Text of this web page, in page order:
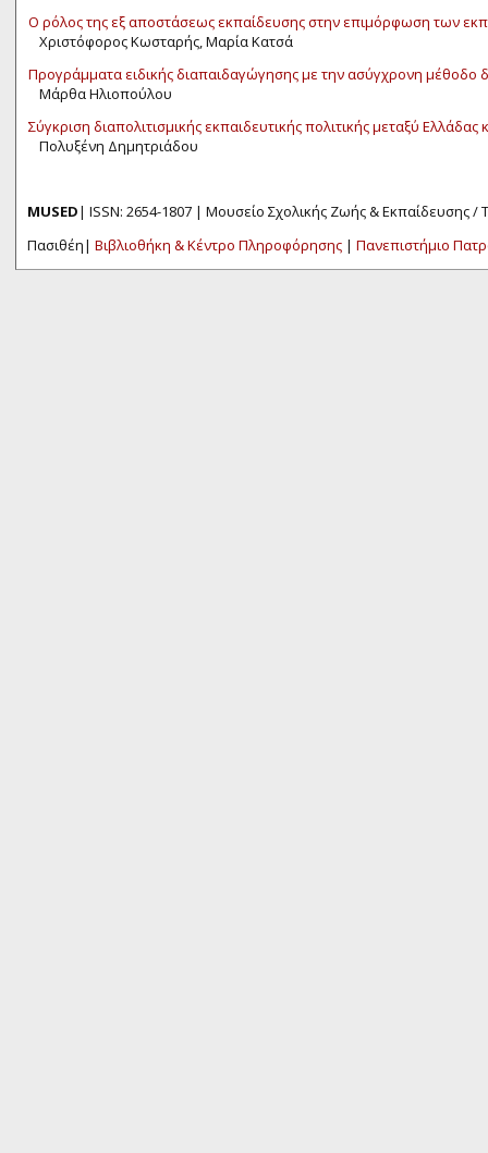
Ο ρόλος της εξ αποστάσεως εκπαίδευσης στην επιμόρφωση των
Χριστόφορος Κωσταρής, Μαρία Κατσά
Προγράμματα ειδικής διαπαιδαγώγησης με την ασύγχρονη μέθοδο
Μάρθα Ηλιοπούλου
Σύγκριση διαπολιτισμικής εκπαιδευτικής πολιτικής μεταξύ Ελλάδας
Πολυξένη Δημητριάδου
MUSED| ISSN: 2654-1807 | Μουσείο Σχολικής Ζωής & Εκπαίδευσης /
Πασιθέη| Βιβλιοθήκη & Κέντρο Πληροφόρησης | Πανεπιστήμιο